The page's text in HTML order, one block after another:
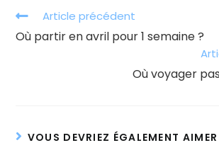
Read
more
articles
Article précédent
Où partir en avril pour 1 semaine ?
Où voyager
VOUS DEVRIEZ ÉGALEMENT AIMER